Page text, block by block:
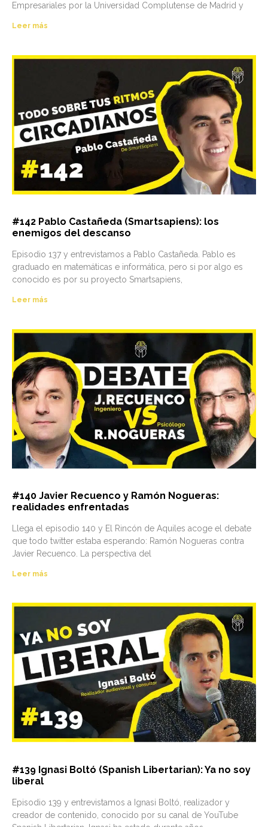
Empresariales por la Universidad Complutense de Madrid y
Leer más
#142 Pablo Castañeda (Smartsapiens): los
enemigos del descanso
Episodio 137 y entrevistamos a Pablo Castañeda. Pablo es
graduado en matemáticas e informática, pero si por algo es
conocido es por su proyecto Smartsapiens,
Leer más
#140 Javier Recuenco y Ramón Nogueras:
realidades enfrentadas
Llega el episodio 140 y El Rincón de Aquiles acoge el debate
que todo twitter estaba esperando: Ramón Nogueras contra
Javier Recuenco. La perspectiva del
Leer más
#139 Ignasi Boltó (Spanish Libertarian): Ya no soy
liberal
Episodio 139 y entrevistamos a Ignasi Boltó, realizador y
creador de contenido, conocido por su canal de YouTube